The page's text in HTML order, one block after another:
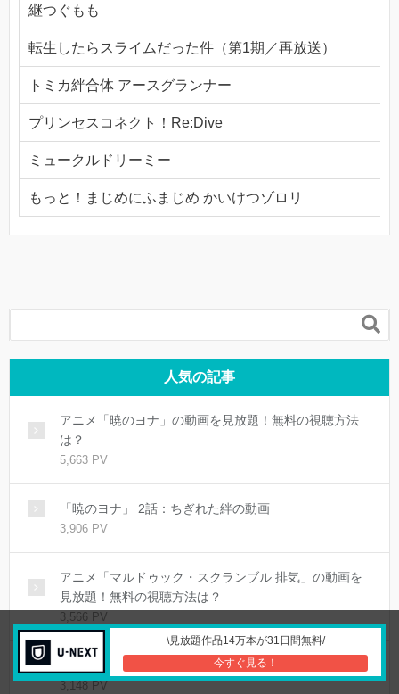
継つぐもも
転生したらスライムだった件（第1期／再放送）
トミカ絆合体 アースグランナー
プリンセスコネクト！Re:Dive
ミュークルドリーミー
もっと！まじめにふまじめ かいけつゾロリ

人気の記事
アニメ「暁のヨナ」の動画を見放題！無料の視聴方法
は？
5,663 PV
「暁のヨナ」 2話：ちぎれた絆の動画
3,906 PV
アニメ「マルドゥック・スクランブル 排気」の動画を
見放題！無料の視聴方法は？
3,566 PV
アニメ「氷菓」の動画を見放題！無料の視聴方法は？
3,148 PV
\見放題作品14万本が31日間無料/
今すぐ見る！